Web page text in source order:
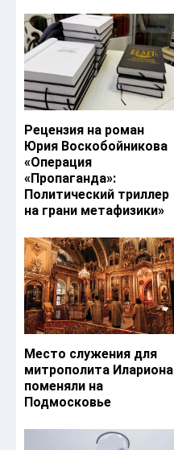
Рецензия на роман
Юрия Воскобойникова
«Операция
«Пропаганда»:
Политический триллер
на грани метафизики»
Место служения для
митрополита Илариона
поменяли на
Подмосковье